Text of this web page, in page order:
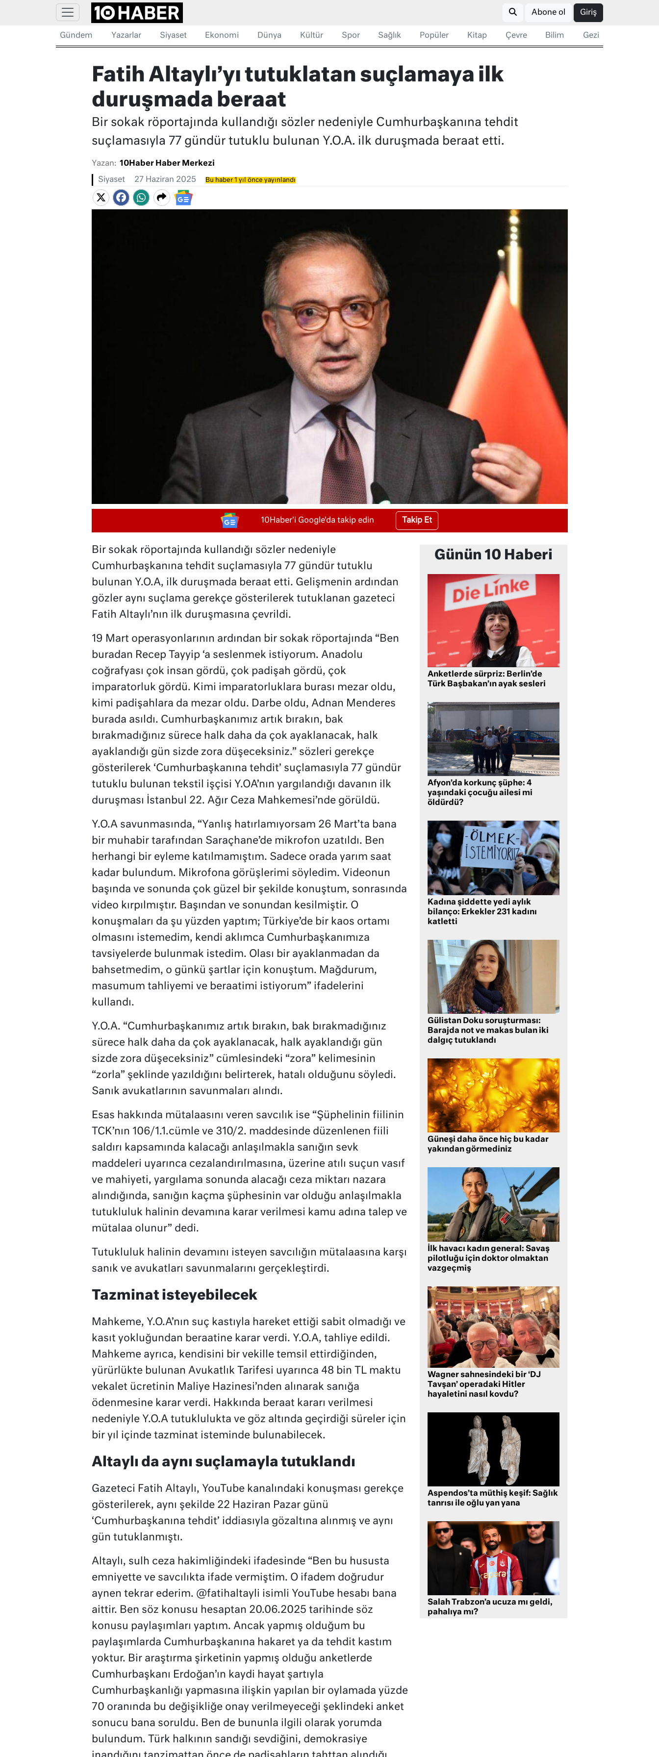
Abone ol Giriş
Gündem Yazarlar Siyaset Ekonomi Dünya Kültür Spor Sağlık Popüler Kitap Çevre Bilim Gezi
Fatih Altaylı’yı tutuklatan suçlamaya ilk
duruşmada beraat
Bir sokak röportajında kullandığı sözler nedeniyle Cumhurbaşkanına tehdit
suçlamasıyla 77 gündür tutuklu bulunan Y.O.A. ilk duruşmada beraat etti.
Yazan: 10Haber Haber Merkezi
Siyaset 27 Haziran 2025 Bu haber 1 yıl önce yayınlandı
10Haber'i Google'da takip edin Takip Et
Bir sokak röportajında kullandığı sözler nedeniyle
Cumhurbaşkanına tehdit suçlamasıyla 77 gündür tutuklu
bulunan Y.O.A, ilk duruşmada beraat etti. Gelişmenin ardından
gözler aynı suçlama gerekçe gösterilerek tutuklanan gazeteci
Fatih Altaylı’nın ilk duruşmasına çevrildi.
19 Mart operasyonlarının ardından bir sokak röportajında “Ben
buradan Recep Tayyip ‘a seslenmek istiyorum. Anadolu
coğrafyası çok insan gördü, çok padişah gördü, çok
imparatorluk gördü. Kimi imparatorluklara burası mezar oldu,
kimi padişahlara da mezar oldu. Darbe oldu, Adnan Menderes
burada asıldı. Cumhurbaşkanımız artık bırakın, bak
bırakmadığınız sürece halk daha da çok ayaklanacak, halk
ayaklandığı gün sizde zora düşeceksiniz.” sözleri gerekçe
gösterilerek ‘Cumhurbaşkanına tehdit’ suçlamasıyla 77 gündür
tutuklu bulunan tekstil işçisi Y.OA’nın yargılandığı davanın ilk
duruşması İstanbul 22. Ağır Ceza Mahkemesi’nde görüldü.
Y.O.A savunmasında, “Yanlış hatırlamıyorsam 26 Mart’ta bana
bir muhabir tarafından Saraçhane’de mikrofon uzatıldı. Ben
herhangi bir eyleme katılmamıştım. Sadece orada yarım saat
kadar bulundum. Mikrofona görüşlerimi söyledim. Videonun
başında ve sonunda çok güzel bir şekilde konuştum, sonrasında
video kırpılmıştır. Başından ve sonundan kesilmiştir. O
konuşmaları da şu yüzden yaptım; Türkiye’de bir kaos ortamı
olmasını istemedim, kendi aklımca Cumhurbaşkanımıza
tavsiyelerde bulunmak istedim. Olası bir ayaklanmadan da
bahsetmedim, o günkü şartlar için konuştum. Mağdurum,
masumum tahliyemi ve beraatimi istiyorum” ifadelerini
kullandı.
Y.O.A. “Cumhurbaşkanımız artık bırakın, bak bırakmadığınız
sürece halk daha da çok ayaklanacak, halk ayaklandığı gün
sizde zora düşeceksiniz” cümlesindeki “zora” kelimesinin
“zorla” şeklinde yazıldığını belirterek, hatalı olduğunu söyledi.
Sanık avukatlarının savunmaları alındı.
Esas hakkında mütalaasını veren savcılık ise “Şüphelinin fiilinin
TCK’nın 106/1.1.cümle ve 310/2. maddesinde düzenlenen fiili
saldırı kapsamında kalacağı anlaşılmakla sanığın sevk
maddeleri uyarınca cezalandırılmasına, üzerine atılı suçun vasıf
ve mahiyeti, yargılama sonunda alacağı ceza miktarı nazara
alındığında, sanığın kaçma şüphesinin var olduğu anlaşılmakla
tutukluluk halinin devamına karar verilmesi kamu adına talep ve
mütalaa olunur” dedi.
Tutukluluk halinin devamını isteyen savcılığın mütalaasına karşı
sanık ve avukatları savunmalarını gerçekleştirdi.
Tazminat isteyebilecek
Mahkeme, Y.O.A’nın suç kastıyla hareket ettiği sabit olmadığı ve
kasıt yokluğundan beraatine karar verdi. Y.O.A, tahliye edildi.
Mahkeme ayrıca, kendisini bir vekille temsil ettirdiğinden,
yürürlükte bulunan Avukatlık Tarifesi uyarınca 48 bin TL maktu
vekalet ücretinin Maliye Hazinesi’nden alınarak sanığa
ödenmesine karar verdi. Hakkında beraat kararı verilmesi
nedeniyle Y.O.A tutuklulukta ve göz altında geçirdiği süreler için
bir yıl içinde tazminat isteminde bulunabilecek.
Altaylı da aynı suçlamayla tutuklandı
Gazeteci Fatih Altaylı, YouTube kanalındaki konuşması gerekçe
gösterilerek, aynı şekilde 22 Haziran Pazar günü
‘Cumhurbaşkanına tehdit’ iddiasıyla gözaltına alınmış ve aynı
gün tutuklanmıştı.
Altaylı, sulh ceza hakimliğindeki ifadesinde “Ben bu hususta
emniyette ve savcılıkta ifade vermiştim. O ifadem doğrudur
aynen tekrar ederim. @fatihaltayli isimli YouTube hesabı bana
aittir. Ben söz konusu hesaptan 20.06.2025 tarihinde söz
konusu paylaşımları yaptım. Ancak yapmış olduğum bu
paylaşımlarda Cumhurbaşkanına hakaret ya da tehdit kastım
yoktur. Bir araştırma şirketinin yapmış olduğu anketlerde
Cumhurbaşkanı Erdoğan’ın kaydi hayat şartıyla
Cumhurbaşkanlığı yapmasına ilişkin yapılan bir oylamada yüzde
70 oranında bu değişikliğe onay verilmeyeceği şeklindeki anket
sonucu bana soruldu. Ben de bununla ilgili olarak yorumda
bulundum. Türk halkının sandığı sevdiğini, demokrasiye
Günün 10 Haberi
Anketlerde sürpriz: Berlin’de
Türk Başbakan’ın ayak sesleri
Afyon’da korkunç şüphe: 4
yaşındaki çocuğu ailesi mi
öldürdü?
Kadına şiddette yedi aylık
bilanço: Erkekler 231 kadını
katletti
Gülistan Doku soruşturması:
Barajda not ve makas bulan iki
dalgıç tutuklandı
Güneşi daha önce hiç bu kadar
yakından görmediniz
İlk havacı kadın general: Savaş
pilotluğu için doktor olmaktan
vazgeçmiş
Wagner sahnesindeki bir ‘DJ
Tavşan’ operadaki Hitler
hayaletini nasıl kovdu?
Aspendos’ta müthiş keşif: Sağlık
tanrısı ile oğlu yan yana
Salah Trabzon’a ucuza mı geldi,
pahalıya mı?